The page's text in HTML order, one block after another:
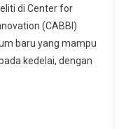
di Center for
(CABBI)
baru yang mampu
kedelai, dengan